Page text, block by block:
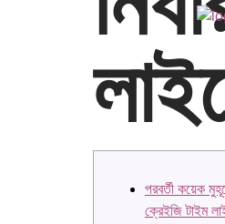
পরবর্তী কয়েক
ক্রেইজি টাইম